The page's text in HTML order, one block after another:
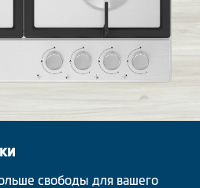
свободы для вашего